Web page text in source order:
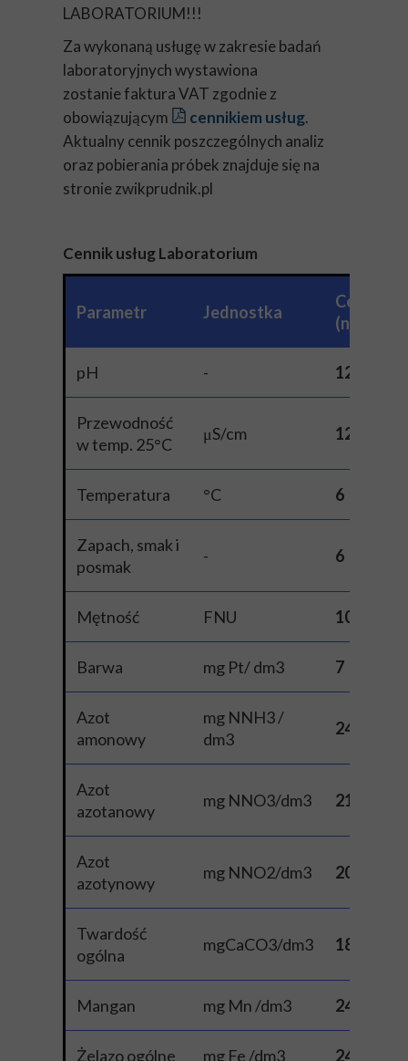
LABORATORIUM!!!
Za wykonaną usługę w zakresie badań
laboratoryjnych wystawiona
zostanie faktura VAT zgodnie z
obowiązującym
cennikiem usług.
Aktualny cennik poszczególnych analiz
oraz pobierania próbek znajduje się na
stronie zwikprudnik.pl
Cennik usług Laboratorium
Parametr Jednostka
Cena
(netto)
pH - 12
Przewodność
w temp. 25°C
μS/cm 12
Temperatura °C 6
Zapach, smak i
posmak
- 6
Mętność FNU 10
Barwa mg Pt/ dm3 7
Azot
amonowy
mg NNH3 /
dm3
24
Azot
azotanowy
mg NNO3/dm3 21
Azot
azotynowy
mg NNO2/dm3 20
Twardość
ogólna
mgCaCO3/dm3 18
Mangan mg Mn /dm3 24
Żelazo ogólne mg Fe /dm3 24